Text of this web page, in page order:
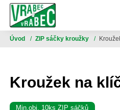
Úvod / ZIP sáčky kroužky /
Kroužek na
Min.obj. 10ks ZIP sáčků